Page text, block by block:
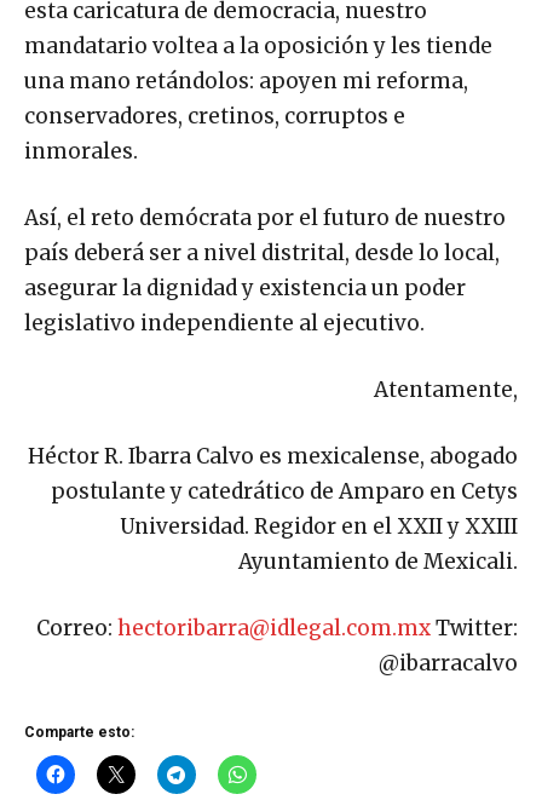
esta caricatura de democracia, nuestro
mandatario voltea a la oposición y les tiende
una mano retándolos: apoyen mi reforma,
conservadores, cretinos, corruptos e
inmorales.
Así, el reto demócrata por el futuro de nuestro
país deberá ser a nivel distrital, desde lo local,
asegurar la dignidad y existencia un poder
legislativo independiente al ejecutivo.
Atentamente,
Héctor R. Ibarra Calvo es mexicalense, abogado
postulante y catedrático de Amparo en Cetys
Universidad. Regidor en el XXII y XXIII
Ayuntamiento de Mexicali.
Correo: hectoribarra@idlegal.com.mxTwitter:
@ibarracalvo
Comparte esto: